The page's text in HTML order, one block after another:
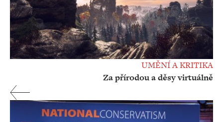
UMĚNÍ A KRITIKA
Za přírodou a děsy virtuálně